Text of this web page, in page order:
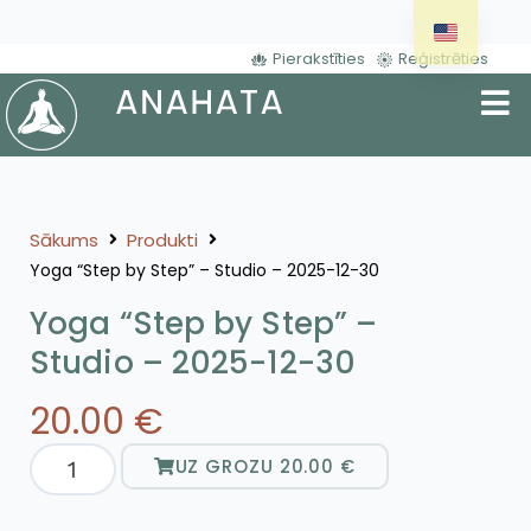
Pierakstīties Reģistrēties
Sākums Produkti
Yoga “Step by Step” – Studio – 2025-12-30
Yoga “Step by Step” –
Studio – 2025-12-30
20.00 €
UZ GROZU 20.00 €